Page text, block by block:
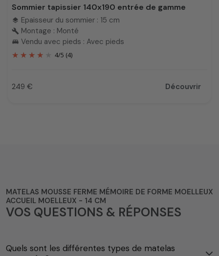
Sommier tapissier 140x190 entrée de gamme
layers Epaisseur du sommier : 15 cm
build Montage : Monté
king_bed Vendu avec pieds : Avec pieds
4/5 (4)
Prix
249 € Découvrir
MATELAS MOUSSE FERME MÉMOIRE DE FORME MOELLEUX
ACCUEIL MOELLEUX - 14 CM
VOS QUESTIONS & RÉPONSES
Quels sont les différentes types de matelas